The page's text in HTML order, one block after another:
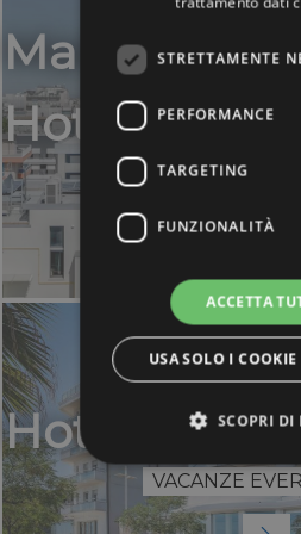
Marittimo
Hotel
Hotel Rex
VACANZE
STRETTAMENTE
PERFORMANCE
TARGETING
FUNZIONALITÀ
ACCETTA
USA SOLO I COOKIE
SCOPRI DI
Strettamente necessari